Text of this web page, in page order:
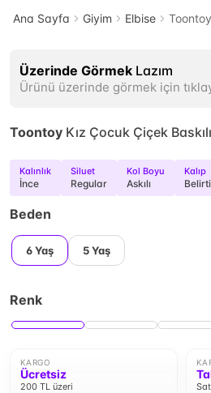
Ana Sayfa Giyim Elbise
Üzerinde Görmek Lazım
Ürünü üzerinde görmek için
Toontoy Kız Çocuk Çiçek
Kalınlık
İnce
Siluet
Regular
Kol Boyu
Askılı
Kalıp
Beden
6 Yaş 5 Yaş
Renk
KARGO
Ücretsiz
200 TL üzeri